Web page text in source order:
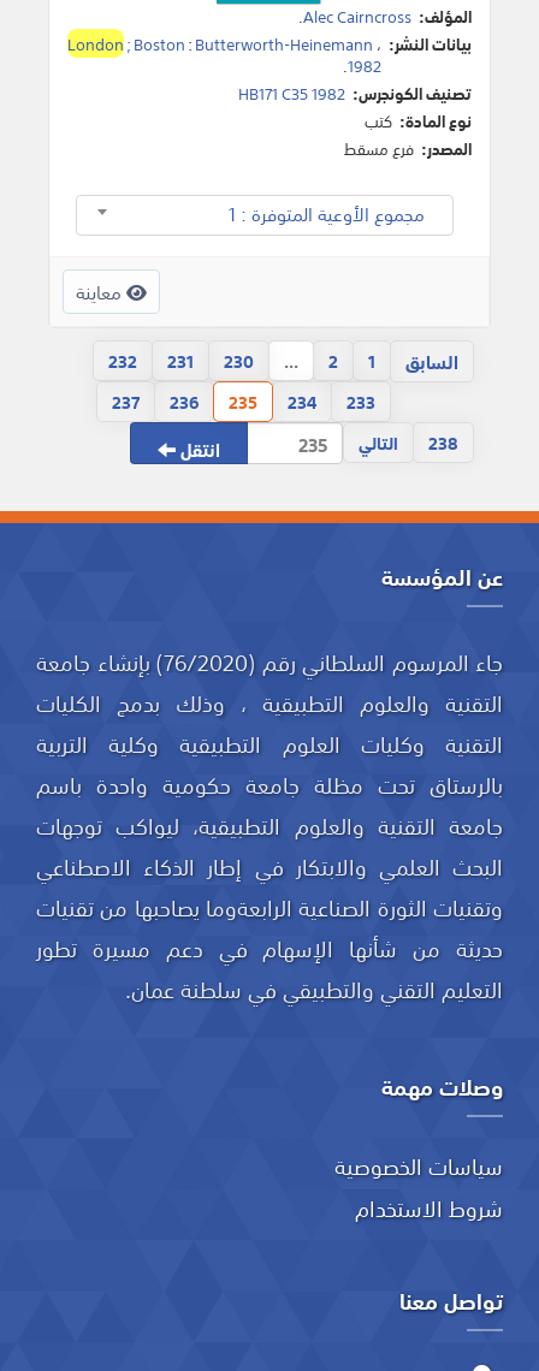
المؤلف: Alec Cairncross
.
بيانات النشر:
London; Boston:Butterworth-Heinemann ،
1982
.
تصنيف الكونجرس: HB171 C35 1982
نوع المادة: كتب
المصدر: فرع مسقط
مجموع الأوعية المتوفرة : 1
معاينة
السابق 1
2
...
230
231
232
233
234
235
236
237
238
التالي انتقل
عن المؤسسة
جاء المرسوم السلطاني رقم (76/2020) بإنشاء جامعة
التقنية والعلوم التطبيقية ، وذلك بدمج الكليات
التقنية وكليات العلوم التطبيقية وكلية التربية
بالرستاق تحت مظلة جامعة حكومية واحدة باسم
جامعة التقنية والعلوم التطبيقية، ليواكب توجهات
البحث العلمي والابتكار في إطار الذكاء الاصطناعي
وتقنيات الثورة الصناعية الرابعةوما يصاحبها من تقنيات
حديثة من شأنها الإسهام في دعم مسيرة تطور
التعليم التقني والتطبيقي في سلطنة عمان.
وصلات مهمة
سياسات الخصوصية
شروط الاستخدام
تواصل معنا